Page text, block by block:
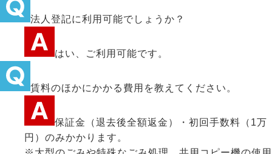
法人登記に利用可能でしょうか？
はい、ご利用可能です。
賃料のほかにかかる費用を教えてください。
保証金（退去後全額返金）・初回手数料（1万
円）のみかかります。